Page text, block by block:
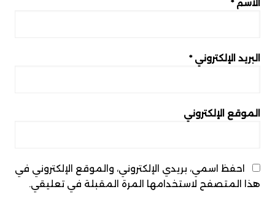
الاسم*
البريد الإلكتروني*
الموقع الإلكتروني
احفظ اسمي، بريدي الإلكتروني، والموقع الإلكتروني في
هذا المتصفح لاستخدامها المرة المقبلة في تعليقي.